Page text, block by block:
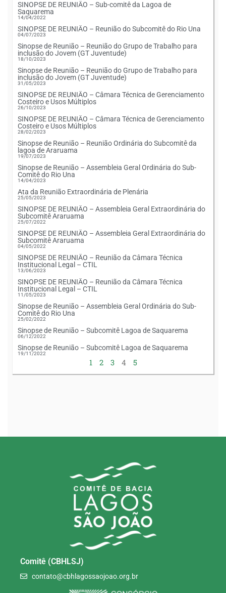
SINOPSE DE REUNIÃO – Sub-comitê da Lagoa de
Saquarema
14/04/2022
SINOPSE DE REUNIÃO – Reunião do Subcomitê do Rio Una
04/07/2023
Sinopse de Reunião – Reunião do Grupo de Trabalho para
inclusão do Jovem (GT Juventude)
18/10/2023
Sinopse de Reunião – Reunião do Grupo de Trabalho para
inclusão do Jovem (GT Juventude)
31/05/2023
SINOPSE DE REUNIÃO – Câmara Técnica de Gerenciamento
Costeiro e Usos Múltiplos
26/10/2023
SINOPSE DE REUNIÃO – Câmara Técnica de Gerenciamento
Costeiro e Usos Múltiplos
28/02/2023
Sinopse de Reunião – Reunião Ordinária do Subcomitê da
lagoa de Araruama
19/07/2023
Sinopse de Reunião – Assembleia Geral Ordinária do Sub-
Comitê do Rio Una
14/04/2023
Ata da Reunião Extraordinária de Plenária
25/05/2023
SINOPSE DE REUNIÃO – Assembleia Geral Extraordinária do
Subcomitê Araruama
25/07/2022
SINOPSE DE REUNIÃO – Assembleia Geral Extraordinária do
Subcomitê Araruama
04/05/2022
SINOPSE DE REUNIÃO – Reunião da Câmara Técnica
Institucional Legal – CTIL
13/06/2023
SINOPSE DE REUNIÃO – Reunião da Câmara Técnica
Institucional Legal – CTIL
11/05/2023
Sinopse de Reunião – Assembleia Geral Ordinária do Sub-
Comitê do Rio Una
25/02/2022
Sinopse de Reunião – Subcomitê Lagoa de Saquarema
06/12/2022
Sinopse de Reunião – Subcomitê Lagoa de Saquarema
19/11/2022
1 2 3 4 5
Comitê (CBHLSJ)
contato@cbhlagossaojoao.org.br